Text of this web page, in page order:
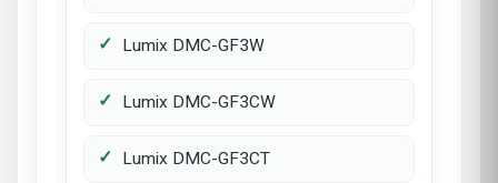
Lumix DMC-GF3W
Lumix DMC-GF3CW
Lumix DMC-GF3CT